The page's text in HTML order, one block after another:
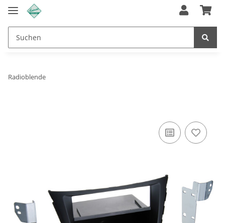
Radioblende